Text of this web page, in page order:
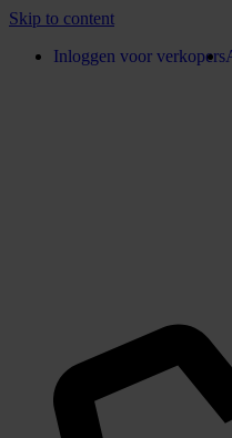
Skip to content
Inloggen voor verkopers